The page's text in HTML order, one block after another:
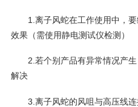
1.离子风蛇在工作使用中，
效果（需使用静电测试仪检测）
2.若个别产品有异常情况产
解决
3.离子风蛇的风咀与高压线